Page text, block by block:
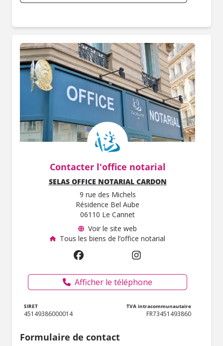
Contacter l'office notarial
SELAS OFFICE NOTARIAL CARDON
9 rue des Michels
Résidence Bel Aube
06110 Le Cannet
Voir le site web
Tous les biens de l’office notarial
Afficher le téléphone
SIRET
45149386000014
TVA intracommunautaire
FR73451493860
Formulaire de contact